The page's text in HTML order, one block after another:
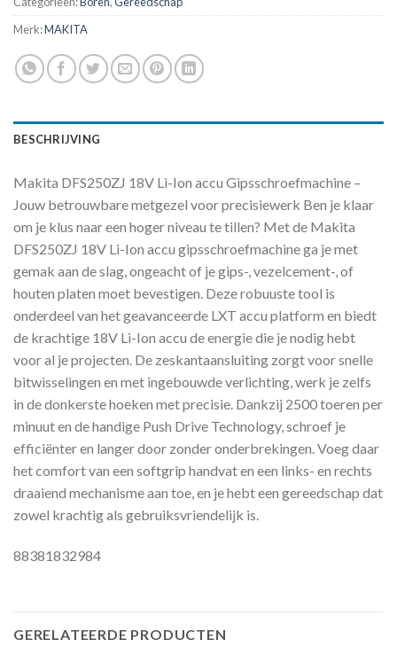
Merk:MAKITA
BESCHRIJVING
Makita DFS250ZJ 18V Li-Ion accu Gipsschroefmachine –
Jouw betrouwbare metgezel voor precisiewerk Ben je klaar
om je klus naar een hoger niveau te tillen? Met de Makita
DFS250ZJ 18V Li-Ion accu gipsschroefmachine ga je met
gemak aan de slag, ongeacht of je gips-, vezelcement-, of
houten platen moet bevestigen. Deze robuuste tool is
onderdeel van het geavanceerde LXT accu platform en biedt
de krachtige 18V Li-Ion accu de energie die je nodig hebt
voor al je projecten. De zeskantaansluiting zorgt voor snelle
bitwisselingen en met ingebouwde verlichting, werk je zelfs
in de donkerste hoeken met precisie. Dankzij 2500 toeren per
minuut en de handige Push Drive Technology, schroef je
efficiënter en langer door zonder onderbrekingen. Voeg daar
het comfort van een softgrip handvat en een links- en rechts
draaiend mechanisme aan toe, en je hebt een gereedschap dat
zowel krachtig als gebruiksvriendelijk is.
88381832984
GERELATEERDE PRODUCTEN